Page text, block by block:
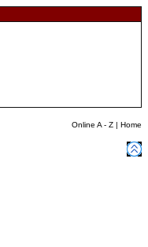
Online A - Z | Home